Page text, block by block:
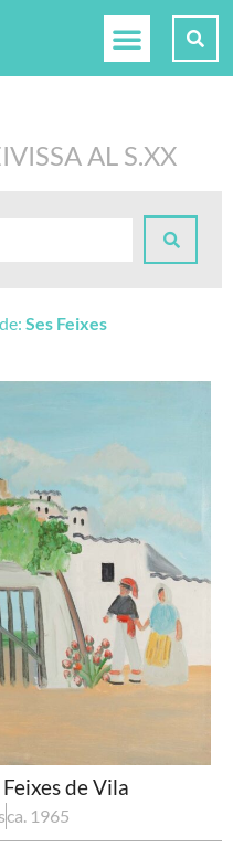
AL S.XX
Ses Feixes
de Vila
ca. 1965